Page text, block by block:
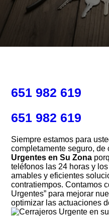
651 982 619
651 982 619
Siempre estamos para
completamente seguro,
Urgentes en Su Zona
teléfonos las 24 horas y
amables y eficientes
contratiempos. Contamos
Urgentes” para mejorar
optimizar las actuaciones